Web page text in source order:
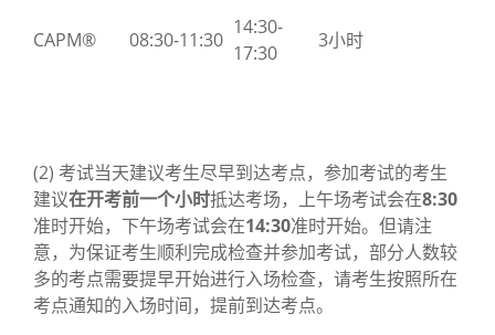
CAPM® 08:30-11:30
14:30-
17:30
3小时
(2) 考试当天建议考生尽早到达考点，参加考试的考生
建议在开考前一个小时抵达考场，上午场考试会在8:30
准时开始，下午场考试会在14:30准时开始。但请注
意，为保证考生顺利完成检查并参加考试，部分人数较
多的考点需要提早开始进行入场检查，请考生按照所在
考点通知的入场时间，提前到达考点。